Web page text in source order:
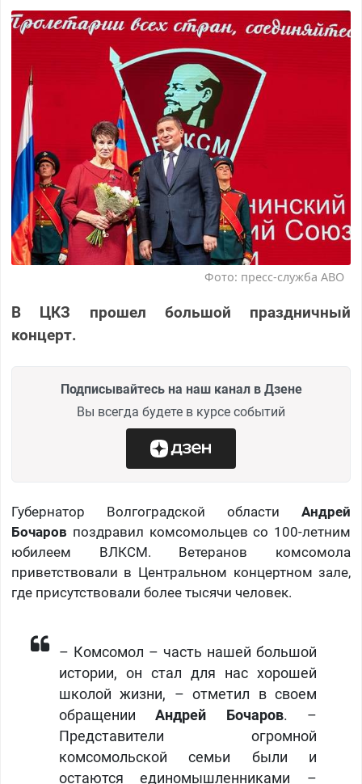
Фото: пресс-служба АВО
В ЦКЗ прошел большой праздничный
концерт.
Подписывайтесь на наш канал в Дзене
Вы всегда будете в курсе событий
Губернатор Волгоградской областиАндрей
Бочаров поздравил комсомольцев со 100-летним
юбилеем ВЛКСМ. Ветеранов комсомола
приветствовали в Центральном концертном зале,
где присутствовали более тысячи человек.
– Комсомол – часть нашей большой
истории, он стал для нас хорошей
школой жизни, – отметил в своем
обращенииАндрей Бочаров. –
Представители огромной
комсомольской семьи были и
остаются единомышленниками –